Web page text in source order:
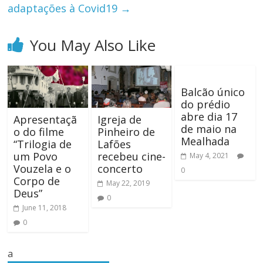
adaptações à Covid19 →
You May Also Like
Apresentaçã
o do filme
“Trilogia de
um Povo
Vouzela e o
Corpo de
Deus”
June 11, 2018
0
Igreja de
Pinheiro de
Lafões
recebeu cine-
concerto
May 22, 2019
0
Balcão único
do prédio
abre dia 17
de maio na
Mealhada
May 4, 2021
0
a